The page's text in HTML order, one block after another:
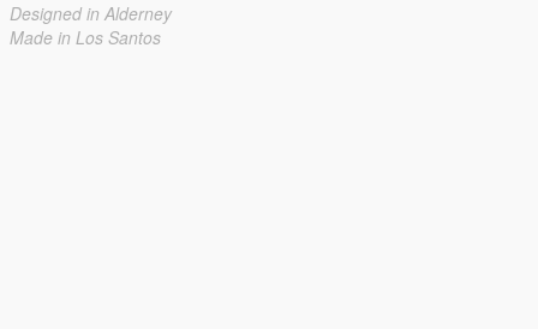
Designed in Alderney
Made in Los Santos